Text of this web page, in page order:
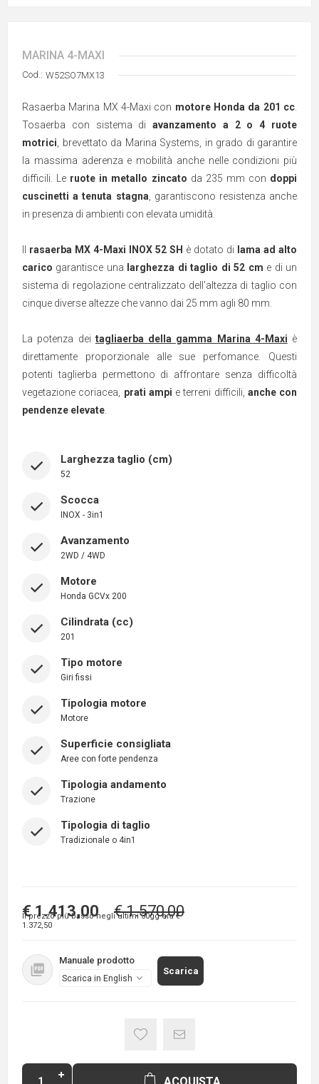
MARINA 4-MAXI
Cod.: W52SO7MX13
Rasaerba Marina MX 4-Maxi con motore Honda da 201 cc.
Tosaerba con sistema di avanzamento a 2 o 4 ruote
motrici, brevettato da Marina Systems, in grado di garantire
la massima aderenza e mobilità anche nelle condizioni più
difficili. Le ruote in metallo zincato da 235 mm con doppi
cuscinetti a tenuta stagna, garantiscono resistenza anche
in presenza di ambienti con elevata umidità.
rasaerba MX 4-Maxi INOX 52 SH è dotato di lama ad alto
carico garantisce una larghezza di taglio di 52 cm e di un
sistema di regolazione centralizzato dell'altezza di taglio con
cinque diverse altezze che vanno dai 25 mm agli 80 mm.
La potenza dei tagliaerba della gamma Marina 4-Maxi è
direttamente proporzionale alle sue perfomance. Questi
potenti taglierba permettono di affrontare senza difficoltà
vegetazione coriacea, prati ampi e terreni difficili, anche con
pendenze elevate.
Larghezza taglio (cm)
52
Scocca
INOX - 3in1
Avanzamento
2WD / 4WD
Motore
Honda GCVx 200
Cilindrata (cc)
201
Tipo motore
Giri fissi
Tipologia motore
Motore
Superficie consigliata
Aree con forte pendenza
Tipologia andamento
Trazione
Tipologia di taglio
Tradizionale o 4in1
€ 1.413,00
Il prezzo più basso negli ultimi 30gg era €
1.372,50
€ 1.570,00
Manuale prodotto
Scarica